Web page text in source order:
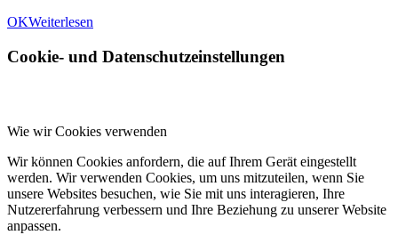
OKWeiterlesen
Cookie- und Datenschutzeinstellungen
Wie wir Cookies verwenden
Wir können Cookies anfordern, die auf Ihrem Gerät eingestellt
werden. Wir verwenden Cookies, um uns mitzuteilen, wenn Sie
unsere Websites besuchen, wie Sie mit uns interagieren, Ihre
Nutzererfahrung verbessern und Ihre Beziehung zu unserer Website
anpassen.